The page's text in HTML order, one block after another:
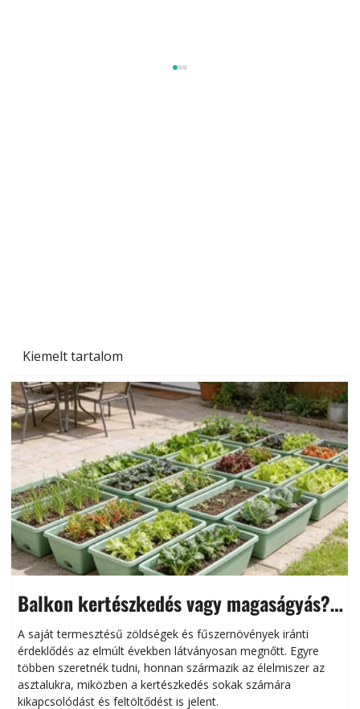
Kiemelt tartalom
Balkon kertészkedés vagy magaságyás?
Helytakarékos kertészkedés
A saját termesztésű zöldségek és fűszernövények iránti
érdeklődés az elmúlt években látványosan megnőtt. Egyre
többen szeretnék tudni, honnan származik az élelmiszer az
asztalukra, miközben a kertészkedés sokak számára
kikapcsolódást és feltöltődést is jelent.